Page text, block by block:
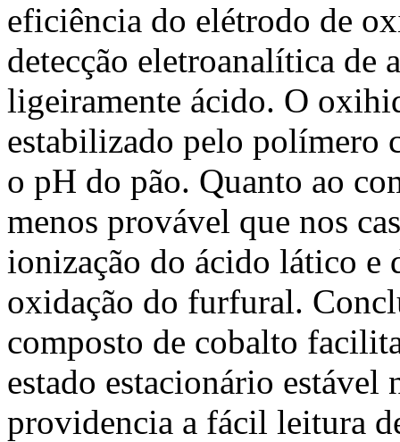
eficiência do elétrodo de
detecção eletroanalítica de
ligeiramente ácido. O
estabilizado pelo polímero
o pH do pão. Quanto ao
menos provável que nos
ionização do ácido lático
oxidação do furfural.
composto de cobalto
estado estacionário estável
providencia a fácil leitura